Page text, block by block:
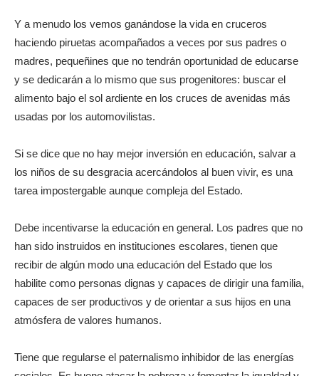
Y a menudo los vemos ganándose la vida en cruceros
haciendo piruetas acompañados a veces por sus padres o
madres, pequeñines que no tendrán oportunidad de educarse
y se dedicarán a lo mismo que sus progenitores: buscar el
alimento bajo el sol ardiente en los cruces de avenidas más
usadas por los automovilistas.
Si se dice que no hay mejor inversión en educación, salvar a
los niños de su desgracia acercándolos al buen vivir, es una
tarea impostergable aunque compleja del Estado.
Debe incentivarse la educación en general. Los padres que no
han sido instruidos en instituciones escolares, tienen que
recibir de algún modo una educación del Estado que los
habilite como personas dignas y capaces de dirigir una familia,
capaces de ser productivos y de orientar a sus hijos en una
atmósfera de valores humanos.
Tiene que regularse el paternalismo inhibidor de las energías